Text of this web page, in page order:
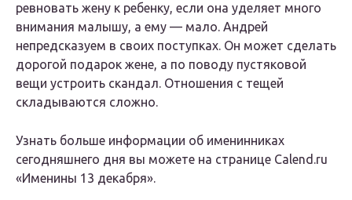
ревновать жену к ребенку, если она уделяет много
внимания малышу, а ему — мало. Андрей
непредсказуем в своих поступках. Он может сделать
дорогой подарок жене, а по поводу пустяковой
вещи устроить скандал. Отношения с тещей
складываются сложно.
Узнать больше информации об именинниках
сегодняшнего дня вы можете на странице Calend.ru
«Именины 13 декабря».